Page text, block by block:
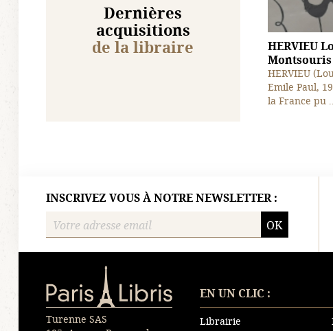
Dernières
acquisitions
de la libraire
HERVIEU
HERVIEU
Emile Paul,
la France pu
INSCRIVEZ VOUS À NOTRE NEWSLETTER :
OK
Turenne SAS
EN UN CLIC :
Librairie